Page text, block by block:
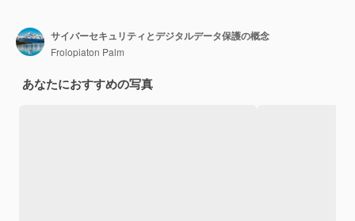
サイバーセキュリティとデジタルデータ保護の概念
Frolopiaton Palm
あなたにおすすめの写真